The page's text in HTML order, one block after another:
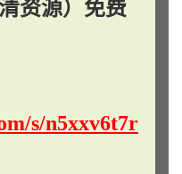
资源）免费
s/n5xxv6t7r